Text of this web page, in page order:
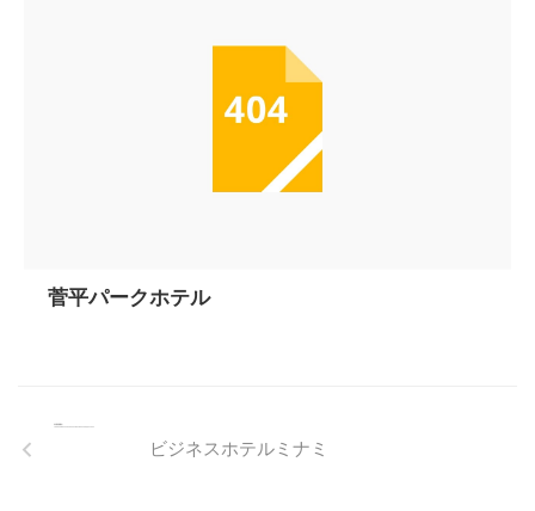
菅平パークホテル
ビジネスホテルミナミ